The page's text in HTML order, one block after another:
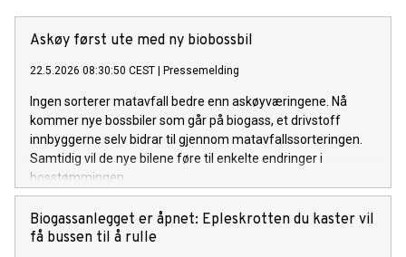
Askøy først ute med ny biobossbil
22.5.2026 08:30:50 CEST | Pressemelding
Ingen sorterer matavfall bedre enn askøyværingene. Nå
kommer nye bossbiler som går på biogass, et drivstoff
innbyggerne selv bidrar til gjennom matavfallssorteringen.
Samtidig vil de nye bilene føre til enkelte endringer i
bosstømmingen.
Biogassanlegget er åpnet: Epleskrotten du kaster vil
få bussen til å rulle